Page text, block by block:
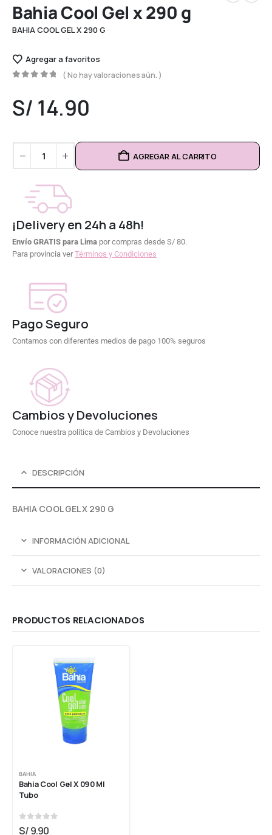
Bahia Cool Gel x 290 g
BAHIA COOL GEL X 290 G
Agregar a favoritos
( No hay valoraciones aún. )
S/ 14.90
AGREGAR AL CARRITO
¡Delivery en 24h a 48h!
Envío GRATIS para Lima por compras desde S/ 80.
Para provincia verTérminos y Condiciones
Pago Seguro
Contamos con diferentes medios de pago 100% seguros
Cambios y Devoluciones
Conoce nuestra política de Cambios y Devoluciones
DESCRIPCIÓN
BAHIA COOL GEL X 290 G
INFORMACIÓN ADICIONAL
VALORACIONES (0)
PRODUCTOS RELACIONADOS
BAHIA
Bahia Cool Gel X 090 Ml
Tubo
0 out of 5
S/9.90